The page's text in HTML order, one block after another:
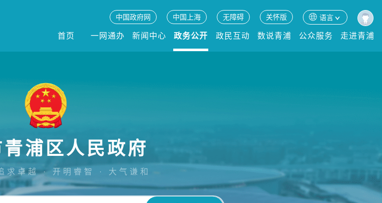
中国政府网 中国上海 无障碍 关怀版 语言
首页 一网通办 新闻中心 政务公开 政民互动 数说青浦 公众服务 走进青浦
浦区人民政府
求卓越 · 开明睿智 · 大气谦和